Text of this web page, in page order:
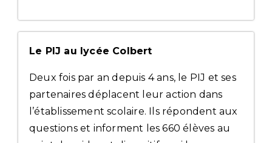
Le PIJ au lycée Colbert
Deux fois par an depuis 4 ans, le PIJ et ses
partenaires déplacent leur action dans
l’établissement scolaire. Ils répondent aux
questions et informent les 660 élèves au